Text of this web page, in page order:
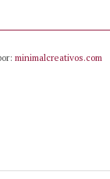
minimalcreativos.com